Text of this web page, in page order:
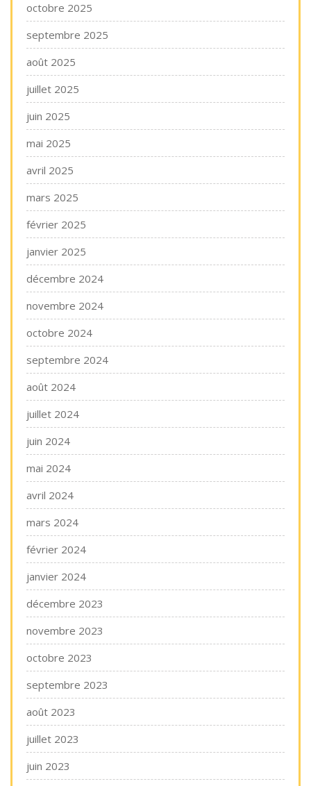
octobre 2025
septembre 2025
août 2025
juillet 2025
juin 2025
mai 2025
avril 2025
mars 2025
février 2025
janvier 2025
décembre 2024
novembre 2024
octobre 2024
septembre 2024
août 2024
juillet 2024
juin 2024
mai 2024
avril 2024
mars 2024
février 2024
janvier 2024
décembre 2023
novembre 2023
octobre 2023
septembre 2023
août 2023
juillet 2023
juin 2023